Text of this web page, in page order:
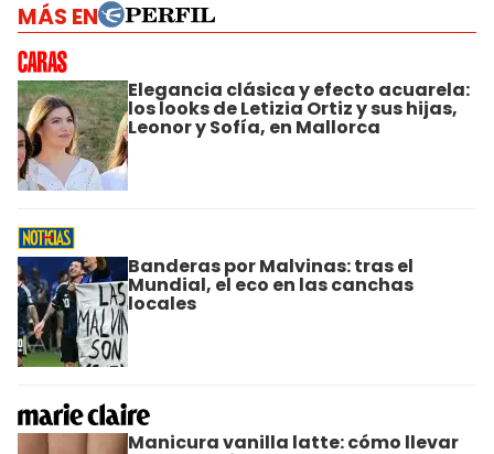
MÁS EN
Elegancia clásica y efecto acuarela:
los looks de Letizia Ortiz y sus hijas,
Leonor y Sofía, en Mallorca
Banderas por Malvinas: tras el
Mundial, el eco en las canchas
locales
Manicura vanilla latte: cómo llevar